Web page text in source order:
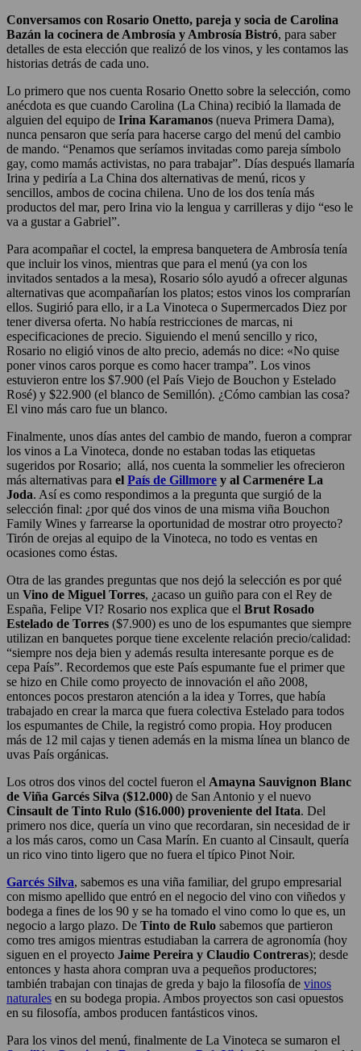
Conversamos con Rosario Onetto, pareja y socia de Carolina
Bazán la cocinera de Ambrosía y Ambrosía Bistró, para saber
detalles de esta elección que realizó de los vinos, y les contamos las
historias detrás de cada uno.
Lo primero que nos cuenta Rosario Onetto sobre la selección, como
anécdota es que cuando Carolina (La China) recibió la llamada de
alguien del equipo de Irina Karamanos (nueva Primera Dama),
nunca pensaron que sería para hacerse cargo del menú del cambio
de mando. “Penamos que seríamos invitadas como pareja símbolo
gay, como mamás activistas, no para trabajar”. Días después llamaría
Irina y pediría a La China dos alternativas de menú, ricos y
sencillos, ambos de cocina chilena. Uno de los dos tenía más
productos del mar, pero Irina vio la lengua y carrilleras y dijo “eso le
va a gustar a Gabriel”.
Para acompañar el coctel, la empresa banquetera de Ambrosía tenía
que incluir los vinos, mientras que para el menú (ya con los
invitados sentados a la mesa), Rosario sólo ayudó a ofrecer algunas
alternativas que acompañarían los platos; estos vinos los comprarían
ellos. Sugirió para ello, ir a La Vinoteca o Supermercados Diez por
tener diversa oferta. No había restricciones de marcas, ni
especificaciones de precio. Siguiendo el menú sencillo y rico,
Rosario no eligió vinos de alto precio, además no dice: «No quise
poner vinos caros porque es como hacer trampa”. Los vinos
estuvieron entre los $7.900 (el País Viejo de Bouchon y Estelado
Rosé) y $22.900 (el blanco de Semillón). ¿Cómo cambian las cosa?
El vino más caro fue un blanco.
Finalmente, unos días antes del cambio de mando, fueron a comprar
los vinos a La Vinoteca, donde no estaban todas las etiquetas
sugeridos por Rosario; allá, nos cuenta la sommelier les ofrecieron
más alternativas para el País de Gillmore y al Carmenére La
Joda. Así es como respondimos a la pregunta que surgió de la
selección final: ¿por qué dos vinos de una misma viña Bouchon
Family Wines y farrearse la oportunidad de mostrar otro proyecto?
Tirón de orejas al equipo de la Vinoteca, no todo es ventas en
ocasiones como éstas.
Otra de las grandes preguntas que nos dejó la selección es por qué
un Vino de Miguel Torres, ¿acaso un guiño para con el Rey de
España, Felipe VI? Rosario nos explica que el Brut Rosado
Estelado de Torres ($7.900) es uno de los espumantes que siempre
utilizan en banquetes porque tiene excelente relación precio/calidad:
“siempre nos deja bien y además resulta interesante porque es de
cepa País”. Recordemos que este País espumante fue el primer que
se hizo en Chile como proyecto de innovación el año 2008,
entonces pocos prestaron atención a la idea y Torres, que había
trabajado en crear la marca que fuera colectiva Estelado para todos
los espumantes de Chile, la registró como propia. Hoy producen
más de 12 mil cajas y tienen además en la misma línea un blanco de
uvas País orgánicas.
Los otros dos vinos del coctel fueron el Amayna Sauvignon Blanc
de Viña Garcés Silva ($12.000) de San Antonio y el nuevo
Cinsault de Tinto Rulo ($16.000) proveniente del Itata. Del
primero nos dice, quería un vino que recordaran, sin necesidad de ir
a los más caros, como un Casa Marín. En cuanto al Cinsault, quería
un rico vino tinto ligero que no fuera el típico Pinot Noir.
Garcés Silva, sabemos es una viña familiar, del grupo empresarial
con mismo apellido que entró en el negocio del vino con viñedos y
bodega a fines de los 90 y se ha tomado el vino como lo que es, un
negocio a largo plazo. De Tinto de Rulo sabemos que partieron
como tres amigos mientras estudiaban la carrera de agronomía (hoy
siguen en el proyecto Jaime Pereira y Claudio Contreras); desde
entonces y hasta ahora compran uva a pequeños productores;
también trabajan con tinajas de greda y bajo la filosofía de vinos
naturales en su bodega propia. Ambos proyectos son casi opuestos
en su filosofía, ambos producen fantásticos vinos.
Para los vinos del menú, finalmente de La Vinoteca se sumaron el